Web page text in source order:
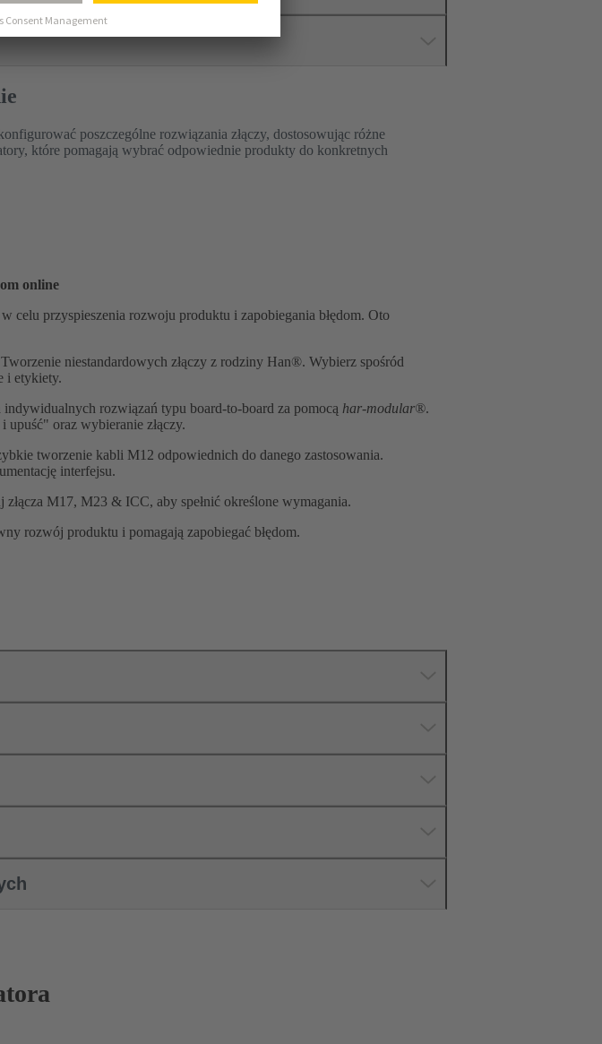
poszczególne rozwiązania złączy, dostosowując różne
które pomagają wybrać odpowiednie produkty do konkretnych
online
celu przyspieszenia rozwoju produktu i zapobiegania błędom. Oto
niestandardowych złączy z rodziny Han®. Wybierz spośród
i etykiety.
rozwiązań typu board-to-board za pomocą har-modular®.
upuść" oraz wybieranie złączy.
tworzenie kabli M12 odpowiednich do danego zastosowania.
interfejsu.
złącza M17, M23 & ICC, aby spełnić określone wymagania.
rozwój produktu i pomagają zapobiegać błędom.